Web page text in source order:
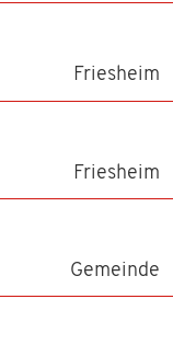
Friesheim
Friesheim
Gemeinde